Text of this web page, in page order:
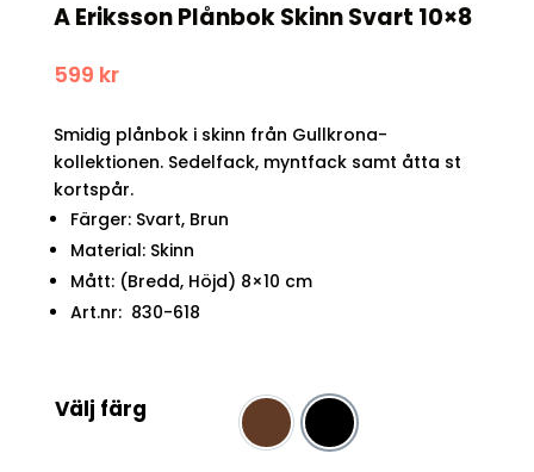
A Eriksson Plånbok Skinn Svart 10×8
599 kr
Smidig plånbok i skinn från Gullkrona-
kollektionen. Sedelfack, myntfack samt åtta st
kortspår.
Färger: Svart, Brun
Material: Skinn
Mått: (Bredd, Höjd) 8×10 cm
Art.nr: 830-618
Välj färg
Brun Svart